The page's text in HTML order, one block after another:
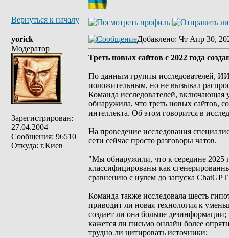
Вернуться к началу
yorick
Модератор
Зарегистрирован:
27.04.2004
Сообщения: 96510
Откуда: г.Киев
Добавлено: Чт Апр 30,
Треть новых сайтов с 2022 года
По данным группы исследователей, ИИ
положительным, но не вызывал
Команда исследователей,
обнаружила, что треть новых сайтов,
интеллекта. Об этом говорится в
На проведение исследования
сети сейчас просто разговоры чатов.
"Мы обнаружили, что к середине 2025
классифицированы как
сравнению с нулем до запуска
Команда также исследовала шесть
приводит ли новая технология к
создает ли она больше дезинформации;
кажется ли письмо онлайн более
трудно ли цитировать источники;